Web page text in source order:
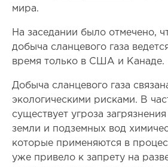
мира.
На заседании было отмечено,
добыча сланцевого газа
время только в США и Канаде.
Добыча сланцевого газа
экологическими рисками. В
существует угроза
земли и подземных вод
которые применяются в
уже привело к запрету на